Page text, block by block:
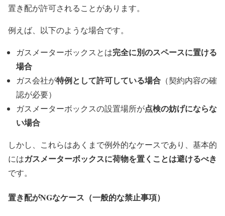
置き配が許可されることがあります。
例えば、以下のような場合です。
ガスメーターボックスとは完全に別のスペースに置ける
場合
ガス会社が特例として許可している場合 （契約内容の確
認が必要）
ガスメーターボックスの設置場所が点検の妨げにならな
い場合
しかし、これらはあくまで例外的なケースであり、基本的
にはガスメーターボックスに荷物を置くことは避けるべき
です。
置き配がNGなケース（一般的な禁止事項）